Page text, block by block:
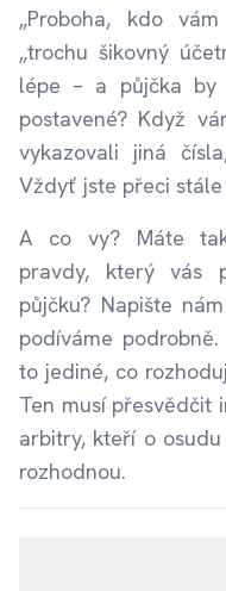
„Proboha, kdo
„trochu šikovný
lépe – a půjčka by
postavené? Když
vykazovali jiná
Vždyť jste přeci
A co vy? Máte
pravdy, který vás
půjčku? Napište
podíváme
to jediné, co
Ten musí přesvědčit
arbitry, kteří o
rozhodnou.